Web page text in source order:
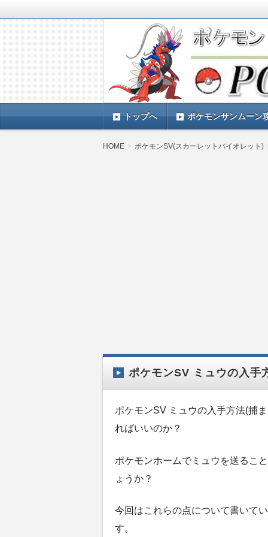
ポケモン最新情報
ポケモンSV(スカーレットバイオレ
TIMES』 ポケモンSV(スカーレット
トップへ ポケモンサンムーン
HOME ポケモンSV(スカーレットバイオレット)
ポケモンSV ミュウの入手
ポケモンSV ミュウの入手方法(捕
ればいいのか？
ポケモンホームでミュウを送るこ
ょうか？
今回はこれらの点について書いて
す。